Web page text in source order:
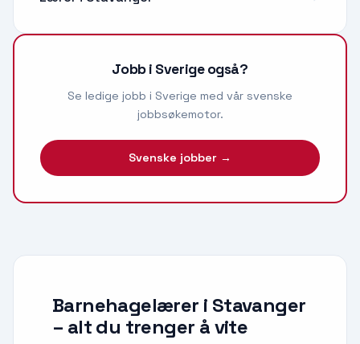
Jobb i Sverige også?
Se ledige jobb i Sverige med vår svenske
jobbsøkemotor.
Svenske jobber →
Barnehagelærer i Stavanger
– alt du trenger å vite